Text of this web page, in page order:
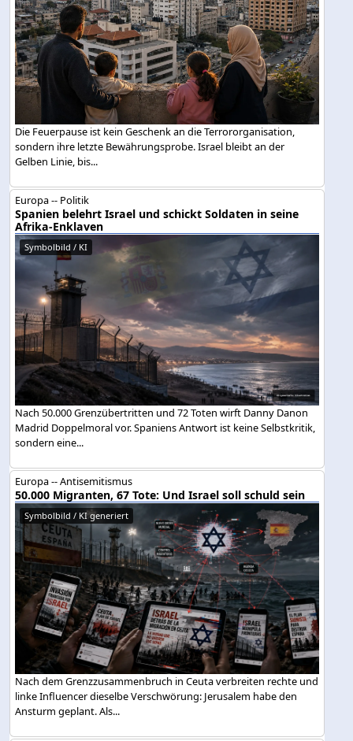
Die Feuerpause ist kein Geschenk an die Terrororganisation,
sondern ihre letzte Bewährungsprobe. Israel bleibt an der
Gelben Linie, bis...
Europa -- Politik
Spanien belehrt Israel und schickt Soldaten in seine
Afrika-Enklaven
Symbolbild / KI
Nach 50.000 Grenzübertritten und 72 Toten wirft Danny Danon
Madrid Doppelmoral vor. Spaniens Antwort ist keine Selbstkritik,
sondern eine...
Europa -- Antisemitismus
50.000 Migranten, 67 Tote: Und Israel soll schuld sein
Symbolbild / KI generiert
Nach dem Grenzzusammenbruch in Ceuta verbreiten rechte und
linke Influencer dieselbe Verschwörung: Jerusalem habe den
Ansturm geplant. Als...